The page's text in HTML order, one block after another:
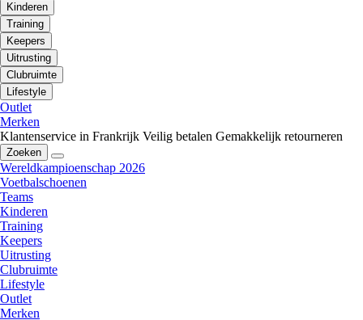
Kinderen
Training
Keepers
Uitrusting
Clubruimte
Lifestyle
Outlet
Merken
Klantenservice in Frankrijk Veilig betalen Gemakkelijk retourneren
Zoeken
Wereldkampioenschap 2026
Voetbalschoenen
Teams
Kinderen
Training
Keepers
Uitrusting
Clubruimte
Lifestyle
Outlet
Merken